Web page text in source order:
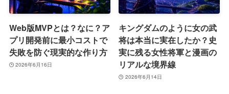
Web版MVPとは？なに？ア
プリ開発前に最小コストで
失敗を防ぐ現実的な作り方
2026年6月16日
キングダムのように女の武
将は本当に実在したか？史
実に残る女性将軍と漫画の
リアルな境界線
2026年6月14日